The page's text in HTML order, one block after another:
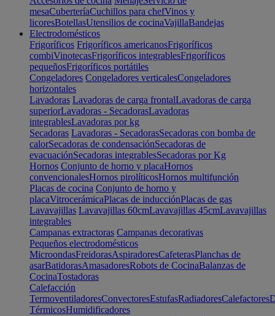
mesaCuberteríaCuchillos para chefVinos y
licoresBotellasUtensilios de cocinaVajillaBandejas
Electrodomésticos
Frigoríficos Frigoríficos americanosFrigoríficos
combiVinotecasFrigoríficos integrablesFrigoríficos
pequeñosFrigoríficos portátiles
Congeladores Congeladores verticalesCongeladores
horizontales
Lavadoras Lavadoras de carga frontalLavadoras de carga
superiorLavadoras - SecadorasLavadoras
integrablesLavadoras por kg
Secadoras Lavadoras - SecadorasSecadoras con bomba de
calorSecadoras de condensaciónSecadoras de
evacuaciónSecadoras integrablesSecadoras por Kg
Hornos Conjunto de horno y placaHornos
convencionalesHornos pirolíticosHornos multifunción
Placas de cocina Conjunto de horno y
placaVitrocerámicaPlacas de inducciónPlacas de gas
Lavavajillas Lavavajillas 60cmLavavajillas 45cmLavavajillas
integrables
Campanas extractoras Campanas decorativas
Pequeños electrodomésticos
MicroondasFreidorasAspiradoresCafeterasPlanchas de
asarBatidorasAmasadoresRobots de CocinaBalanzas de
CocinaTostadoras
Calefacción
TermoventiladoresConvectoresEstufasRadiadoresCalefactores
TérmicosHumidificadores